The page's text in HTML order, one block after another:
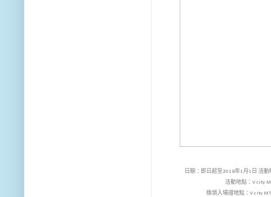
日期：即日起至2018年1月1日 活
活動地點：V city
換領入場證地點：V city